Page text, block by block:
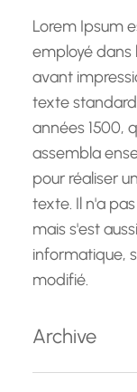
Lorem Ipsum
employé dans
avant
texte
années 1500,
assembla
pour réaliser
texte. Il n'a
mais s'est
informatique,
modifié.
Archive